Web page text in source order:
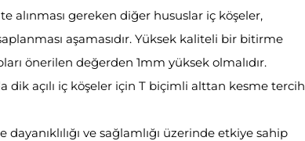
alınması gereken diğer hususlar iç köşeler,
aşamasıdır. Yüksek kaliteli bir bitirme
önerilen değerden 1mm yüksek olmalıdır.
dik açılı iç köşeler için T biçimli alttan kesme tercih
dayanıklılığı ve sağlamlığı üzerinde etkiye sahip